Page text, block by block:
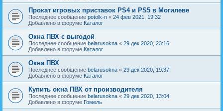
Прокат игровых приставок PS4 и PS5 в Могилеве
Последнее сообщение potolk-n « 24 фев 2021, 19:32
Добавлено в форуме Каталог
Окна ПВХ с выгодой
Последнее сообщение belarusokna « 29 дек 2020, 23:16
Добавлено в форуме Каталог
Окна ПВХ
Последнее сообщение belarusokna « 29 дек 2020, 19:37
Добавлено в форуме Каталог
Купить окна ПВХ от производителя
Последнее сообщение belarusokna « 29 дек 2020, 13:04
Добавлено в форуме Гомель